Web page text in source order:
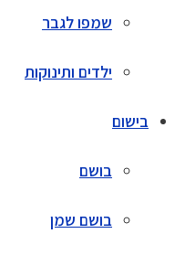
שמפו לגבר
ילדים ותינוקות
בישום
בושם
בושם שמן